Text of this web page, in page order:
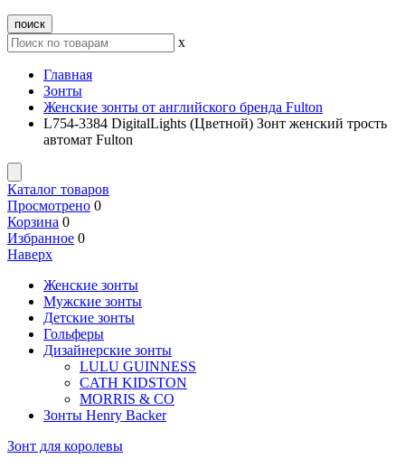
поиск
x
Главная
Зонты
Женские зонты от английского бренда Fulton
L754-3384 DigitalLights (Цветной) Зонт женский трость
автомат Fulton
Каталог товаров
Просмотрено 0
Корзина 0
Избранное 0
Наверх
Женские зонты
Мужские зонты
Детские зонты
Гольферы
Дизайнерские зонты
LULU GUINNESS
CATH KIDSTON
MORRIS & CO
Зонты Henry Backer
Зонт для королевы